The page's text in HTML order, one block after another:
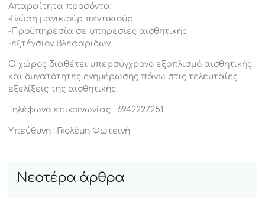
Απαραίτητα προσόντα:
-Γνώση μανικιούρ πεντικιούρ
-Προϋπηρεσία σε υπηρεσίες αισθητικής
-εξτένσιον Βλεφαριδων
Ο χώρος διαθέτει υπερσύγχρονο εξοπλισμό αισθητικής
και δυνατότητες ενημέρωσης πάνω στις τελευταίες
εξελίξεις της αισθητικής.
Τηλέφωνο επικοινωνίας : 6942227251
Υπεύθυνη : Γκολέμη Φωτεινή
Νεοτέρα άρθρα